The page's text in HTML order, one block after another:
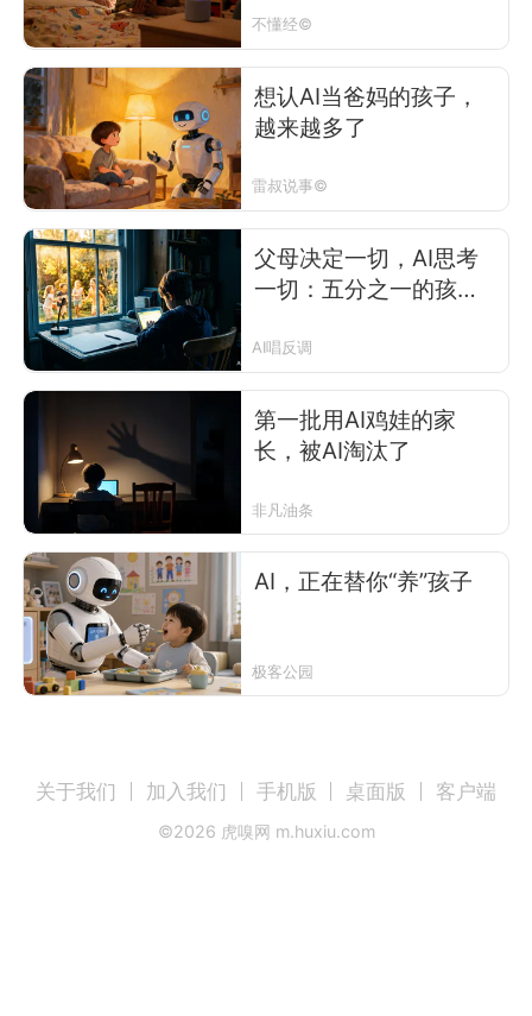
不懂经©
想认AI当爸妈的孩子，
越来越多了
雷叔说事©
父母决定一切，AI思考
一切：五分之一的孩子
AI唱反调
第一批用AI鸡娃的家
长，被AI淘汰了
非凡油条
AI，正在替你“养”孩子
极客公园
关于我们 加入我们 手机版 桌面版 客户端
©2026 虎嗅网 m.huxiu.com